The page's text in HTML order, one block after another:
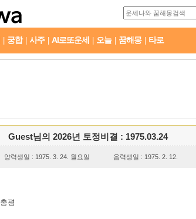
궁합 사주 AI로또운세 오늘 꿈해몽 타로
Guest님의 2026년 토정비결 : 1975.03.24
양력생일 : 1975. 3. 24. 월요일 음력생일 : 1975. 2. 12.
총평